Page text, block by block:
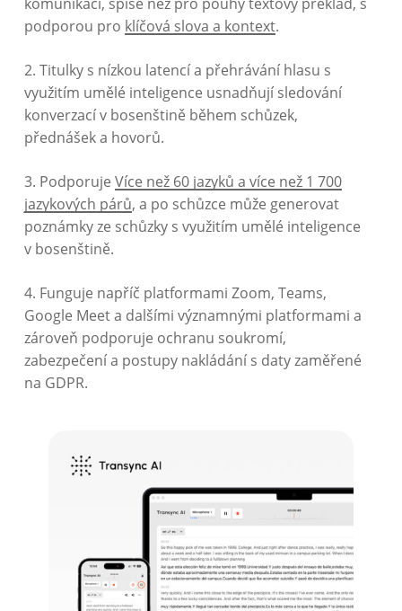
komunikaci, spíše než pro pouhý textový překlad, s
podporou pro klíčová slova a kontext.
2. Titulky s nízkou latencí a přehrávání hlasu s
využitím umělé inteligence usnadňují sledování
konverzací v bosenštině během schůzek,
přednášek a hovorů.
3. Podporuje Více než 60 jazyků a více než 1 700
jazykových párů, a po schůzce může generovat
poznámky ze schůzky s využitím umělé inteligence
v bosenštině.
4. Funguje napříč platformami Zoom, Teams,
Google Meet a dalšími významnými platformami a
zároveň podporuje ochranu soukromí,
zabezpečení a postupy nakládání s daty zaměřené
na GDPR.